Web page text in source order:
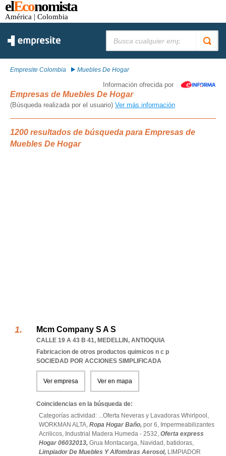
elEconomista
América | Colombia
Empresite Colombia Muebles De Hogar
Información ofrecida por
Empresas de Muebles De Hogar
(Búsqueda realizada por el usuario) Ver más información
1200 resultados de búsqueda para Empresas de
Muebles De Hogar
Mcm Company S A S
CALLE 19 A 43 B 41, MEDELLIN, ANTIOQUIA
Fabricacion de otros productos quimicos n c p
SOCIEDAD POR ACCIONES SIMPLIFICADA
Ver empresa Ver en mapa
Coincidencias en la búsqueda de:
Categorías actividad: ...Oferta Neveras y Lavadoras Whirlpool,
WORKMAN ALTA, Ropa Hogar Baño, por 6, Impermeabilizantes
Acrilicos, Industrial Madera Humeda - 2532, Oferta express
Hogar 06032013, Grua Montacarga, Navidad, batidoras,
Limpiador De Muebles Y Alfombras Aerosol, LIMPIADOR